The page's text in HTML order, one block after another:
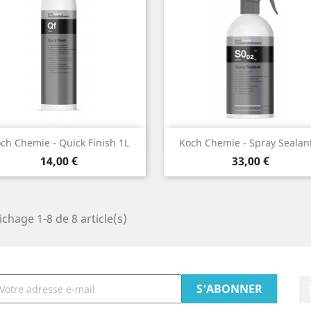
Chemie - Quick Finish 1L
Prix
14,00 €
Aperçu rapide Koch Chemie - Spray
Prix
33,00 €
Aperçu rapide
1-8 de 8 article(s)